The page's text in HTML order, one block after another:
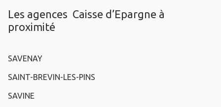
Les agences Caisse d’Epargne à
proximité
SAVENAY
SAINT-BREVIN-LES-PINS
SAVINE